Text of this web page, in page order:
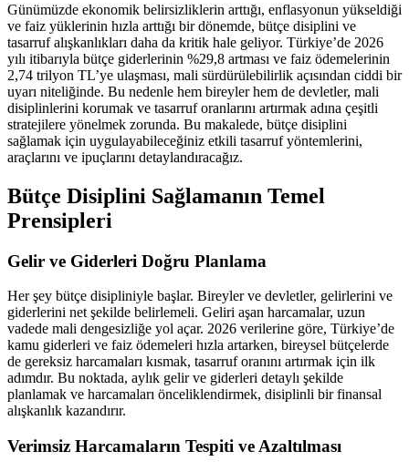
Günümüzde ekonomik belirsizliklerin arttığı, enflasyonun yükseldiği
ve faiz yüklerinin hızla arttığı bir dönemde, bütçe disiplini ve
tasarruf alışkanlıkları daha da kritik hale geliyor. Türkiye’de 2026
yılı itibarıyla bütçe giderlerinin %29,8 artması ve faiz ödemelerinin
2,74 trilyon TL’ye ulaşması, mali sürdürülebilirlik açısından ciddi bir
uyarı niteliğinde. Bu nedenle hem bireyler hem de devletler, mali
disiplinlerini korumak ve tasarruf oranlarını artırmak adına çeşitli
stratejilere yönelmek zorunda. Bu makalede, bütçe disiplini
sağlamak için uygulayabileceğiniz etkili tasarruf yöntemlerini,
araçlarını ve ipuçlarını detaylandıracağız.
Bütçe Disiplini Sağlamanın Temel
Prensipleri
Gelir ve Giderleri Doğru Planlama
Her şey bütçe disipliniyle başlar. Bireyler ve devletler, gelirlerini ve
giderlerini net şekilde belirlemeli. Geliri aşan harcamalar, uzun
vadede mali dengesizliğe yol açar. 2026 verilerine göre, Türkiye’de
kamu giderleri ve faiz ödemeleri hızla artarken, bireysel bütçelerde
de gereksiz harcamaları kısmak, tasarruf oranını artırmak için ilk
adımdır. Bu noktada, aylık gelir ve giderleri detaylı şekilde
planlamak ve harcamaları önceliklendirmek, disiplinli bir finansal
alışkanlık kazandırır.
Verimsiz Harcamaların Tespiti ve Azaltılması